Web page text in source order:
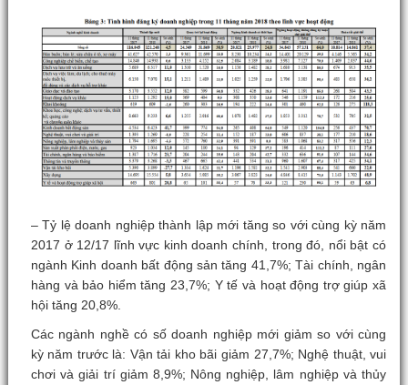
– Tỷ lệ doanh nghiệp thành lập mới tăng so với cùng kỳ năm
2017 ở 12/17 lĩnh vực kinh doanh chính, trong đó, nổi bật có
ngành Kinh doanh bất động sản tăng 41,7%; Tài chính, ngân
hàng và bảo hiểm tăng 23,7%; Y tế và hoạt động trợ giúp xã
hội tăng 20,8%.
Các ngành nghề có số doanh nghiệp mới giảm so với cùng
kỳ năm trước là: Vận tải kho bãi giảm 27,7%; Nghệ thuật, vui
chơi và giải trí giảm 8,9%; Nông nghiệp, lâm nghiệp và thủy